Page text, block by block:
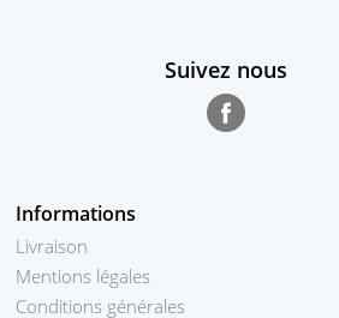
Suivez nous
Informations
Livraison
Mentions légales
Conditions générales